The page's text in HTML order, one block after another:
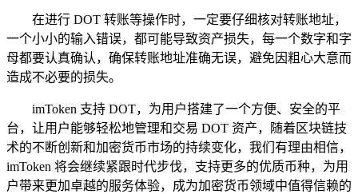
在进行 DOT 转账等操作时，一定要仔细核对转账地址，
一个小小的输入错误，都可能导致资产损失，每一个数字和字
母都要认真确认，确保转账地址准确无误，避免因粗心大意而
造成不必要的损失。
imToken 支持 DOT，为用户搭建了一个方便、安全的平
台，让用户能够轻松地管理和交易 DOT 资产，随着区块链技
术的不断创新和加密货币市场的持续变化，我们有理由相信，
imToken 将会继续紧跟时代步伐，支持更多的优质币种，为用
户带来更加卓越的服务体验，成为加密货币领域中值得信赖的